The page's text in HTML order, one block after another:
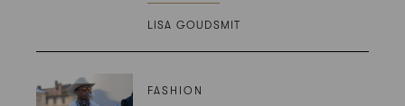
LISA GOUDSMIT
FASHION